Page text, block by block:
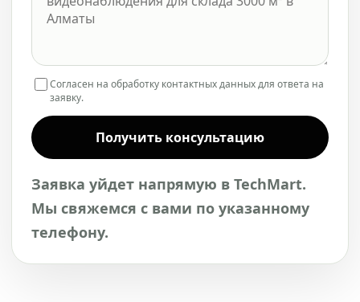
Согласен на обработку контактных данных для ответа на
заявку.
Получить консультацию
Заявка уйдет напрямую в TechMart.
Мы свяжемся с вами по указанному
телефону.